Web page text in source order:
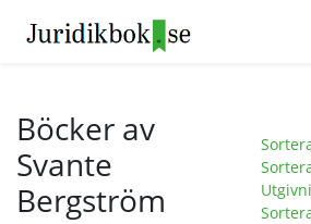
Böcker av
Svante
Bergström